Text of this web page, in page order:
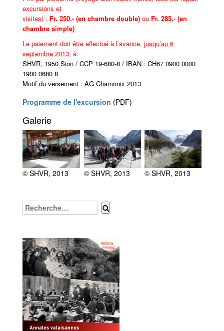
excursions et
visites) : Fr. 250.- (en chambre double) ou Fr. 285.- (en
chambre simple)
Le paiement doit être effectué à l’avance, jusqu’au 6
septembre 2013, à:
SHVR, 1950 Sion / CCP 19-680-8 / IBAN : CH67 0900 0000
1900 0680 8
Motif du versement : AG Chamonix 2013
Programme de l'excursion (PDF)
Galerie
© SHVR, 2013 © SHVR, 2013 © SHVR, 2013